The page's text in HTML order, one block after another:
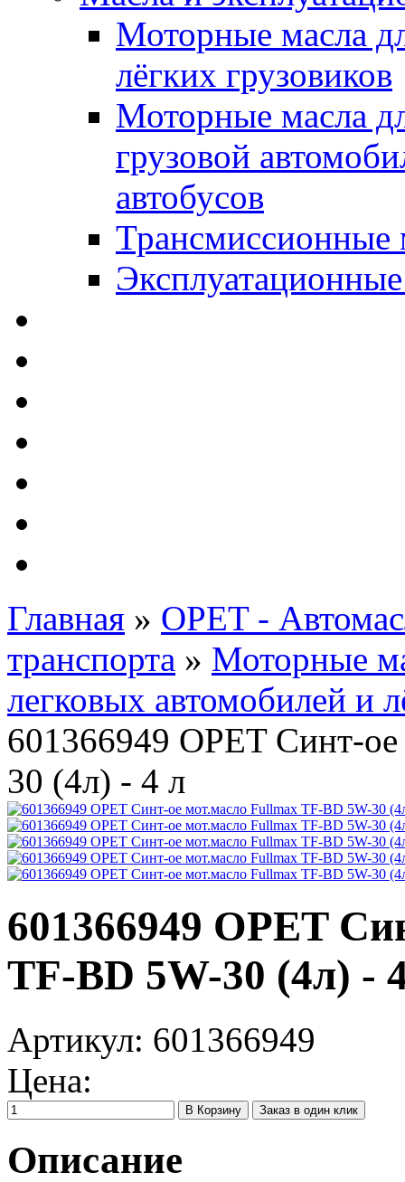
Моторные масла
лёгких грузовиков
Моторные масла
грузовой
автобусов
Трансмиссионные
Главная » OPET -
транспорта » Моторные
легковых автомобилей и
601366949 OPET Синт-
30 (4л) - 4 л
601366949 OPET
TF-BD 5W-30 (4л) -
Артикул: 601366949
Цена:
Заказ в один клик
Описание